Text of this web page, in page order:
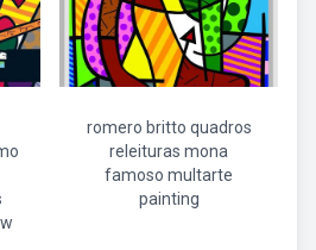
romero britto quadros
releituras mona
famoso multarte
painting